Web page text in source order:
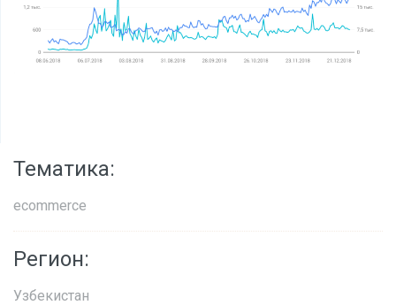
Тематика:
ecommerce
Регион:
Узбекистан